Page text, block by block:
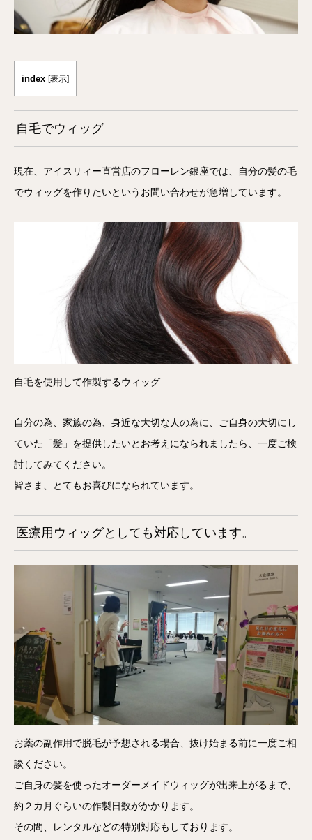
index [表示]
自毛でウィッグ
現在、アイスリィー直営店のフローレン銀座では、自分の髪の毛
でウィッグを作りたいというお問い合わせが急増しています。
自毛を使用して作製するウィッグ
自分の為、家族の為、身近な大切な人の為に、ご自身の大切にし
ていた「髪」を提供したいとお考えになられましたら、一度ご検
討してみてください。
皆さま、とてもお喜びになられています。
医療用ウィッグとしても対応しています。
お薬の副作用で脱毛が予想される場合、抜け始まる前に一度ご相
談ください。
ご自身の髪を使ったオーダーメイドウィッグが出来上がるまで、
約２カ月ぐらいの作製日数がかかります。
その間、レンタルなどの特別対応もしております。